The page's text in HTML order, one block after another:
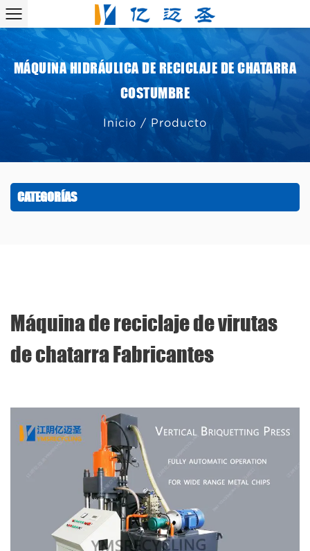
MÁQUINA HIDRÁULICA DE RECICLAJE DE CHATARRA
COSTUMBRE
Inicio /Producto
CATEGORÍAS
Máquina de reciclaje de virutas
de chatarra Fabricantes